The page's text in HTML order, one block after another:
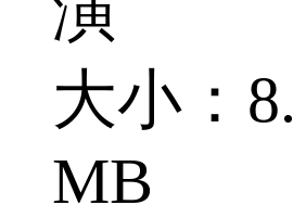
大小：
MB